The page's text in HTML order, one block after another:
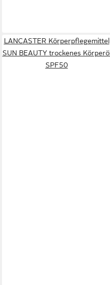
LANCASTER Körperpflegemittel
SUN BEAUTY trockenes Körperöl
SPF50